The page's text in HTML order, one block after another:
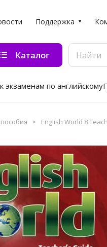
Поддержка
Каталог
экзаменам по английскому
English World 8